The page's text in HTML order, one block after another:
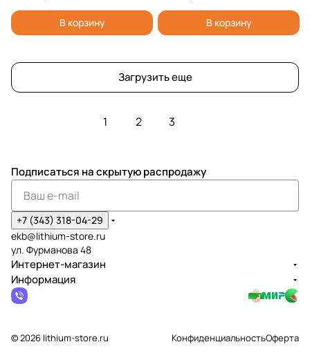
В корзину В корзину
Загрузить еще
1 2 3
Подписаться на скрытую распродажу
+7 (343) 318-04-29
ekb@lithium-store.ru
ул. Фурманова 48
Интернет-магазин
Информация
© 2026 lithium-store.ru КонфиденциальностьОферта